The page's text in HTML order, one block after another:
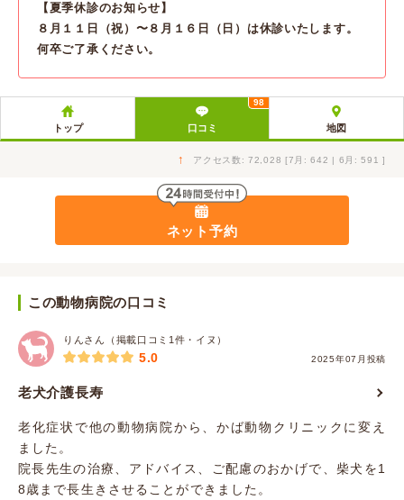
【夏季休診のお知らせ】
８月１１日（祝）〜８月１６日（日）は休診いたします。
何卒ご了承ください。
トップ 口コミ
98
地図
↑ アクセス数: 72,028 [7月: 642 | 6月: 591 ]
ネット予約
この動物病院の口コミ
りんさん（掲載口コミ1件・イヌ）
2025年07月投稿
5.0
老犬介護長寿
老化症状で他の動物病院から、かば動物クリニックに変え
ました。
院長先生の治療、アドバイス、ご配慮のおかげで、柴犬を1
8歳まで長生きさせることができました。